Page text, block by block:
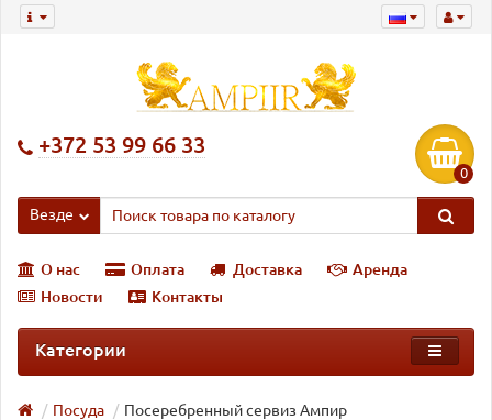
+372 53 99 66 33
0
Везде
О нас Оплата Доставка
Аренда
Новости
Контакты
Категории
Посуда Посеребренный сервиз Ампир